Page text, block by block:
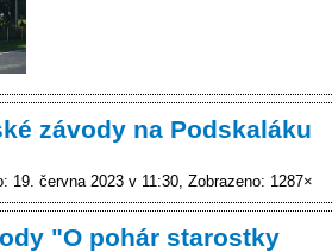
závody na Podskaláku
19. června 2023 v 11:30 Zobrazeno: 1287×
"O pohár starostky